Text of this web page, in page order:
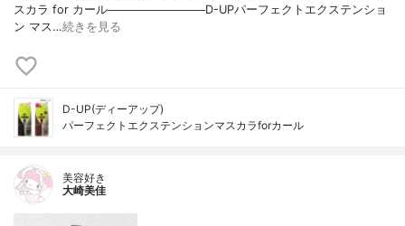
スカラ for カール────────────D-UPパーフェクトエクステンショ
ン マス…続きを見る
D-UP(ディーアップ)
パーフェクトエクステンションマスカラforカール
美容好き
大崎美佳